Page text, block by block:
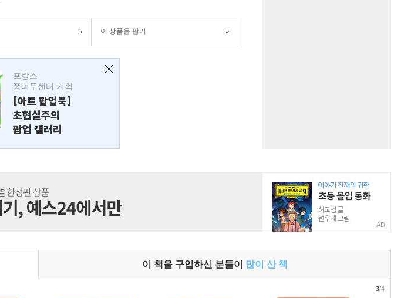
이 상품을 팔기
프랑스
퐁피두센터 기획
[아트 팝업북]
초현실주의
팝업 갤러리
AD
이 책을 구입하신 분들이 많이 산 책
3/4